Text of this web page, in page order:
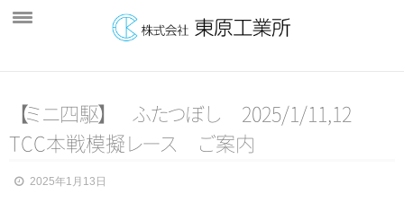
会社案内
製品紹介
製造製品
【ミ ニ 四駆】 ふたつぼし 2025/1/11,12
TCC本戦模擬レース ご案内
2025年1月13日